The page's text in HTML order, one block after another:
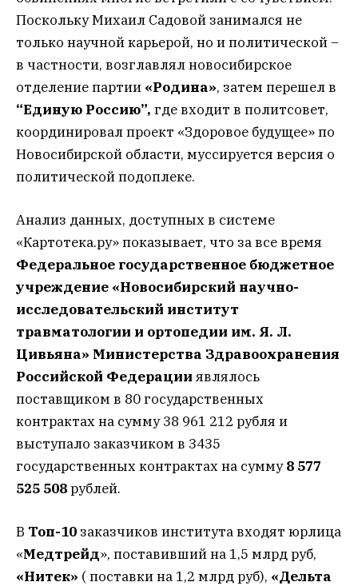
Поскольку Михаил Садовой занимался не
только научной карьерой, но и политической –
в частности, возглавлял новосибирское
отделение партии «Родина», затем перешел в
“Единую Россию”, где входит в политсовет,
координировал проект «Здоровое будущее» по
Новосибирской области, муссируется версия о
политической подоплеке.
Анализ данных, доступных в системе
«Картотека.ру» показывает, что за все время
Федеральное государственное бюджетное
учреждение «Новосибирский научно-
исследовательский институт
травматологии и ортопедии им. Я. Л.
Цивьяна» Министерства Здравоохранения
Российской Федерации являлось
поставщиком в 80 государственных
контрактах на сумму 38 961 212 рубля и
выступало заказчиком в 3435
государственных контрактах на сумму8 577
525 508рублей.
В Топ-10 заказчиков института входят юрлица
«Медтрейд», поставивший на 1,5 млрд руб,
«Нитек» ( поставки на 1,2 млрд руб), «Дельта